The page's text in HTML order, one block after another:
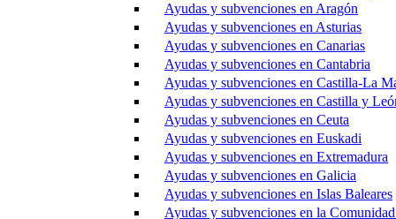
Ayudas y subvenciones en Aragón
Ayudas y subvenciones en Asturias
Ayudas y subvenciones en Canarias
Ayudas y subvenciones en Cantabria
Ayudas y subvenciones en Castilla-La
Ayudas y subvenciones en Castilla y
Ayudas y subvenciones en Ceuta
Ayudas y subvenciones en Euskadi
Ayudas y subvenciones en Extremadura
Ayudas y subvenciones en Galicia
Ayudas y subvenciones en Islas Baleares
Ayudas y subvenciones en la